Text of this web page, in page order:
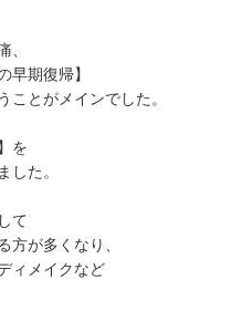
、
期復帰】
ことがメインでした。
を
した。
て
方が多くなり、
ィメイクなど